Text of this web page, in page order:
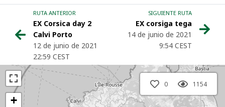
RUTA ANTERIOR
EX Corsica day 2
Calvi Porto
12 de junio de 2021
22:59 CEST
SIGUIENTE RUTA
EX corsiga tega
14 de junio de 2021
9:54 CEST
+
0 1154